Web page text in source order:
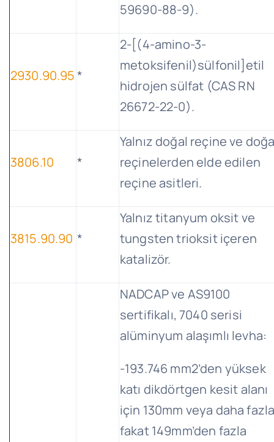
59690-88-9).
2930.90.95*
2-[(4-amino-3-
metoksifenil)sülfonil]etil
hidrojen sülfat (CAS RN
26672-22-0).
3806.10 *
Yalnız doğal reçine ve
reçinelerden elde edilen
reçine asitleri.
3815.90.90 *
Yalnız titanyum oksit ve
tungsten trioksit içeren
katalizör.
NADCAP ve AS9100
sertifikalı, 7040 serisi
alüminyum alaşımlı levha:
-193.746 mm2’den yüksek
katı dikdörtgen kesit alanı
için 130mm veya daha
fakat 149mm’den fazla